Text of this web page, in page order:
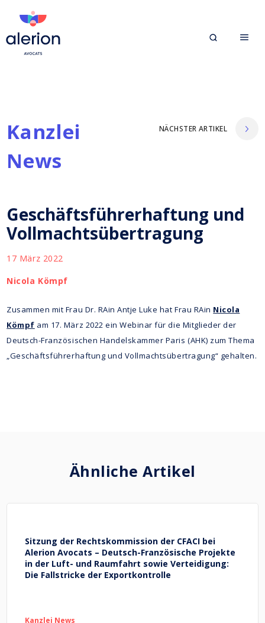
Kanzlei
News
NÄCHSTER ARTIKEL
Geschäftsführerhaftung und
Vollmachtsübertragung
17 März 2022
Nicola Kömpf
Zusammen mit Frau Dr. RAin Antje Luke hat Frau RAin Nicola
Kömpf am 17. März 2022 ein Webinar für die Mitglieder der
Deutsch-Französischen Handelskammer Paris (AHK) zum Thema
„Geschäftsführerhaftung und Vollmachtsübertragung“ gehalten.
Ähnliche Artikel
Sitzung der Rechtskommission der CFACI bei
Alerion Avocats – Deutsch-Französische Projekte
in der Luft- und Raumfahrt sowie Verteidigung:
Die Fallstricke der Exportkontrolle
Kanzlei News